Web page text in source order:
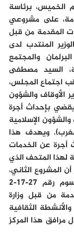
الخميس، برئاسة
على مشروعي
المقدمة من قبل
المنتدب لدى
والمجتمع
السيد مصطفى
اجتماع المجلس،
الأوقاف والشؤون
، يتعلق بمرسوم رقم 26-17-2 يقضي بإحداث أجرة
الإسلامية
ويهدف هذا
أجرة عن الخدمات
لهذا المتحف الذي
30 مارس 2017.وأبرز أن المشروع الثاني،
الذي تقدم به الوزير أيضا، يتعلق بالمرسوم رقم 27-17-2
من قبل وزارة
الثقافية
مرافق هذا المركز